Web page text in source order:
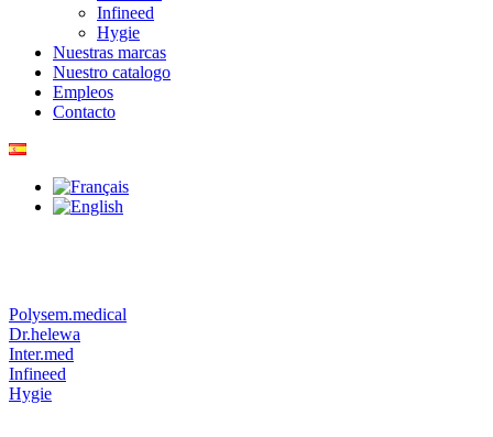
Infineed
Hygie
Nuestras marcas
Nuestro catalogo
Empleos
Contacto
Polysem.medical
Dr.helewa
Inter.med
Infineed
Hygie